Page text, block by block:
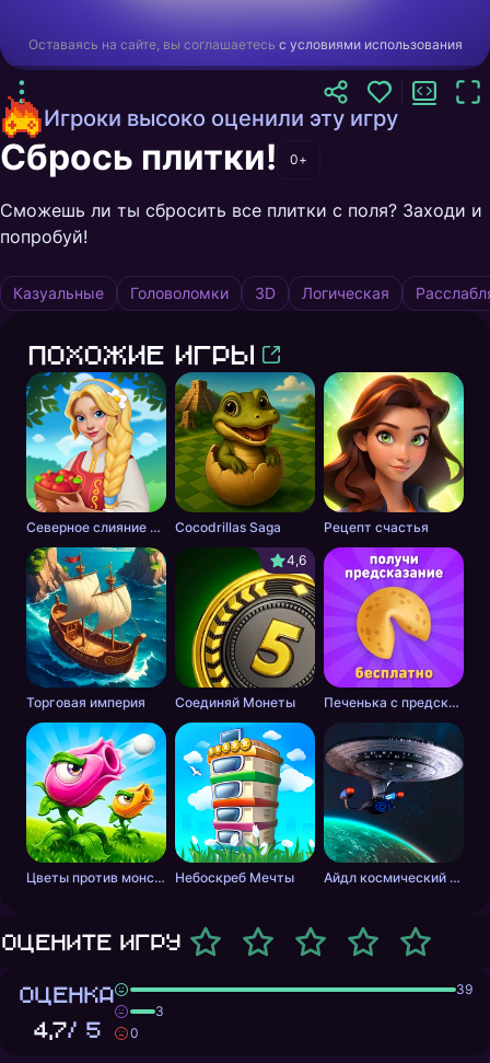
Оставаясь на сайте, вы соглашаетесь с условиями использования
Игроки высоко оценили эту игру
Сбрось плитки! 0+
Сможешь ли ты сбросить все плитки с поля? Заходи и
попробуй!
Казуальные Головоломки 3D Логическая
Похожие игры
Северное слияние - тайна леса Cocodrillas Saga Рецепт счастья
Торговая империя
4,6
Соединяй Монеты Печенька с предсказанием
Цветы против монстров Небоскреб Мечты Айдл космический добытчик
Оцените игру
ОЦЕНКА
4,7/ 5
39
3
0